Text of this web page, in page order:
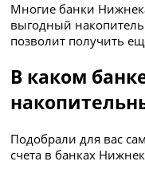
Многие банки
выгодный
позволит получить
В каком
Подобрали для вас
счета в банках